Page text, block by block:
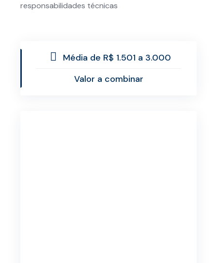
responsabilidades técnicas
Média de R$ 1.501 a 3.000
Valor a combinar